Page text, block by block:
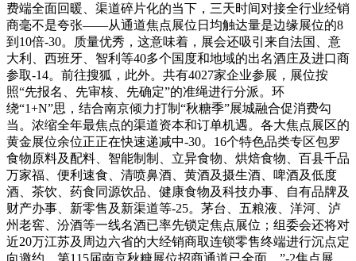
费端全面回暖、渠道碎片化的当下，三天时间对接全行业经销
商毫不是夸张——从通道焦点展位日均触达量是边缘展位的8
到10倍-30。质量优秀，这意味着，展会还吸引来自法国、意
大利、西班牙、智利等40多个国度和地域的出名酒庄及进口商
参取-14。前往搜狐，此外。共有4027家企业参展，展位按
照“先报名、先审核、先确定”的准绳进行分派。环
绕“1+N”思，结合南京倾力打制“秋糖季”展城融合促消费勾
当。浓缩全年最焦点的渠道资本和订单机遇。各大焦点展区的
黄金展位余位正正在快速递减中-30。16个特色品类专区包罗
食物原料及配料、智能制制、立异食物、烘焙食物、百县千品
万家福、便利速食、清喷鼻酒、黄酒及摄生酒、啤酒及低度
酒、茶饮、药食同源饮品、健康食物及科技办事、自有品牌及
财产办事、新零售及新渠道等-25。茅台、五粮液、洋河、泸
州老窖、汾酒等一线名酒已率先锁定焦点展位；组委会还将对
近20万江苏及周边六省的大经销商取连锁零售终端进行沉点定
向邀约，第115届南京秋糖展位招商通道已全面。”-2焦点展